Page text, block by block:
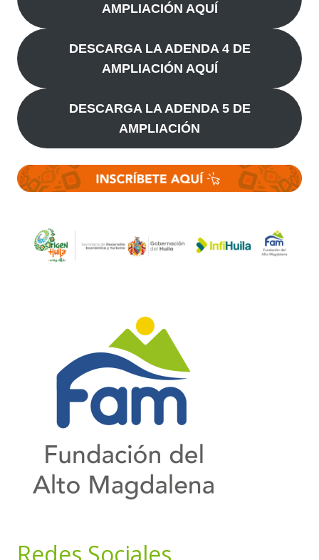
AMPLIACIÓN AQUÍ
DESCARGA LA ADENDA 4 DE
AMPLIACIÓN AQUÍ
DESCARGA LA ADENDA 5 DE
AMPLIACIÓN